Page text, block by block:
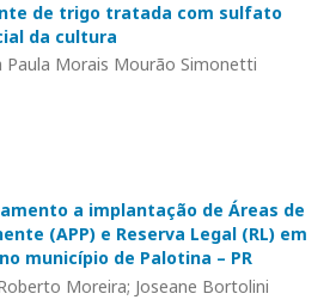
de trigo tratada com sulfato
da cultura
Paula Morais Mourão Simonetti
a implantação de Áreas de
(APP) e Reserva Legal (RL) em
município de Palotina – PR
Moreira; Joseane Bortolini